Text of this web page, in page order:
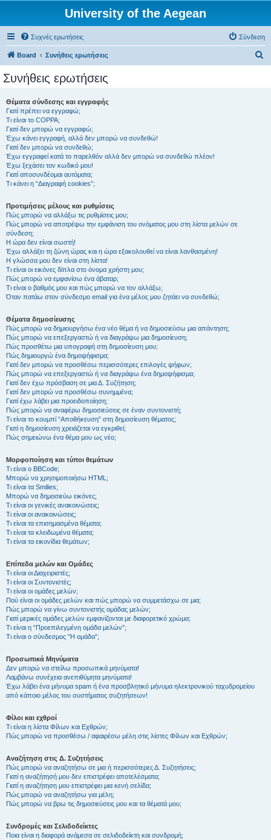
University of the Aegean
Συχνές ερωτήσεις Σύνδεση
Board Συνήθεις ερωτήσεις
Συνήθεις ερωτήσεις
Θέματα σύνδεσης και εγγραφής
Γιατί πρέπει να εγγραφώ;
Τι είναι το COPPA;
Γιατί δεν μπορώ να εγγραφώ;
Έχω κάνει εγγραφή, αλλά δεν μπορώ να συνδεθώ!
Γιατί δεν μπορώ να συνδεθώ;
Έχω εγγραφεί κατά το παρελθόν αλλά δεν μπορώ να συνδεθώ πλέον!
Έχω ξεχάσει τον κωδικό μου!
Γιατί αποσυνδέομαι αυτόματα;
Τι κάνει η “Διαγραφή cookies”;
Προτιμήσεις μέλους και ρυθμίσεις
Πώς μπορώ να αλλάξω τις ρυθμίσεις μου;
Πώς μπορώ να αποτρέψω την εμφάνιση του ονόματος μου στη λίστα μελών σε
σύνδεση;
Η ώρα δεν είναι σωστή!
Έχω αλλάξει τη ζώνη ώρας και η ώρα εξακολουθεί να είναι λανθασμένη!
Η γλώσσα μου δεν είναι στη λίστα!
Τι είναι οι εικόνες δίπλα στο όνομα χρήστη μου;
Πώς μπορώ να εμφανίσω ένα άβαταρ;
Τι είναι ο βαθμός μου και πώς μπορώ να τον αλλάξω;
Όταν πατάω στον σύνδεσμο email για ένα μέλος μου ζητάει να συνδεθώ;
Θέματα δημοσίευσης
Πώς μπορώ να δημιουργήσω ένα νέο θέμα ή να δημοσιεύσω μια απάντηση;
Πώς μπορώ να επεξεργαστώ ή να διαγράψω μια δημοσίευση;
Πώς προσθέτω μια υπογραφή στη δημοσίευση μου;
Πώς δημιουργώ ένα δημοψήφισμα;
Γιατί δεν μπορώ να προσθέσω περισσότερες επιλογές ψήφων;
Πώς μπορώ να επεξεργαστώ ή να διαγράψω ένα δημοψήφισμα;
Γιατί δεν έχω πρόσβαση σε μια Δ. Συζήτηση;
Γιατί δεν μπορώ να προσθέσω συνημμένα;
Γιατί έχω λάβει μια προειδοποίηση;
Πώς μπορώ να αναφέρω δημοσιεύσεις σε έναν συντονιστή;
Τι είναι το κουμπί “Αποθήκευση” στη δημοσίευση θέματος;
Γιατί η δημοσίευση χρειάζεται να εγκριθεί;
Πώς σημειώνω ένα θέμα μου ως νέο;
Μορφοποίηση και τύποι θεμάτων
Τι είναι ο BBCode;
Μπορώ να χρησιμοποιήσω HTML;
Τι είναι τα Smilies;
Μπορώ να δημοσιεύω εικόνες;
Τι είναι οι γενικές ανακοινώσεις;
Τι είναι οι ανακοινώσεις;
Τι είναι τα επισημασμένα θέματα;
Τι είναι τα κλειδωμένα θέματα;
Τι είναι τα εικονίδια θεμάτων;
Επίπεδα μελών και Ομάδες
Τι είναι οι Διαχειριστές;
Τι είναι οι Συντονιστές;
Τι είναι οι ομάδες μελών;
Πού είναι οι ομάδες μελών και πώς μπορώ να συμμετάσχω σε μια;
Πώς μπορώ να γίνω συντονιστής ομάδας μελών;
Γιατί μερικές ομάδες μελών εμφανίζονται με διαφορετικό χρώμα;
Τι είναι η “Προεπιλεγμένη ομάδα μελών”;
Τι είναι ο σύνδεσμος "Η ομάδα”;
Προσωπικά Μηνύματα
Δεν μπορώ να στείλω προσωπικά μηνύματα!
Λαμβάνω συνέχεια ανεπιθύμητα μηνύματα!
Έχω λάβει ένα μήνυμα spam ή ένα προσβλητικό μήνυμα ηλεκτρονικού ταχυδρομείου
από κάποιο μέλος του συστήματος συζητήσεων!
Φίλοι και εχθροί
Τι είναι η λίστα Φίλων και Εχθρών;
Πώς μπορώ να προσθέσω / αφαιρέσω μέλη στις λίστες Φίλων και Εχθρών;
Αναζήτηση στις Δ. Συζητήσεις
Πώς μπορώ να αναζητήσω σε μια ή περισσότερες Δ. Συζητήσεις;
Γιατί η αναζήτησή μου δεν επιστρέφει αποτελέσματα;
Γιατί η αναζήτηση μου επιστρέφει μια κενή σελίδα;
Πώς μπορώ να αναζητήσω για μέλη;
Πώς μπορώ να βρω τις δημοσιεύσεις μου και τα θέματά μου;
Συνδρομές και Σελιδοδείκτες
Ποια είναι η διαφορά ανάμεσα σε σελιδοδείκτη και συνδρομή;